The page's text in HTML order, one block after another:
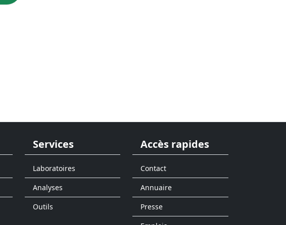
Services
Laboratoires
Analyses
Outils
Accès rapides
Contact
Annuaire
Presse